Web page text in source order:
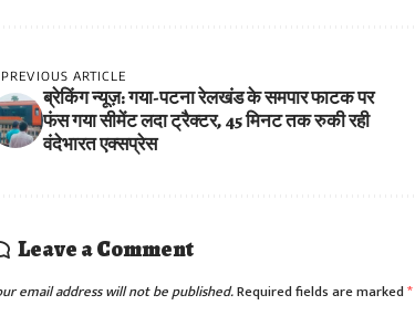
PREVIOUS ARTICLE
ब्रेकिंग न्यूज़: गया-पटना रेलखंड के समपार फाटक पर
फंस गया सीमेंट लदा ट्रैक्टर, 45 मिनट तक रुकी रही
वंदेभारत एक्सप्रेस
Leave a Comment
email address will not be published.Required fields are marked*